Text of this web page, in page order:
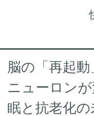
脳の「再起
ニューロン
眠と抗老化の